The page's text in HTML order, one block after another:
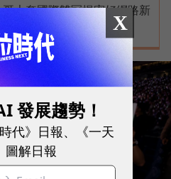
大奪國際雙冠揭密好網路新
X
發展趨勢！
代》日報、《一天
圖解日報